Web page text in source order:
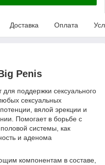
Доставка Оплата
Penis
поддержки сексуального
сексуальных
вялой эрекции и
Помогает в борьбе с
системы, как
и аденома
компонентам в составе,